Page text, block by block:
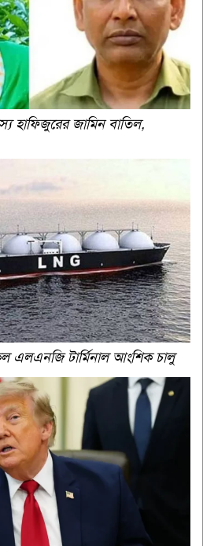
হাফিজুরের জামিন বাতিল,
এলএনজি টার্মিনাল আংশিক চালু